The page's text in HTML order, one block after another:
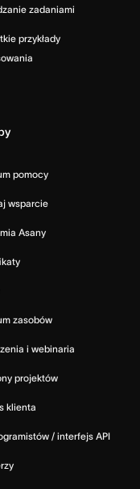
zadaniami
przykłady
pomocy
wsparcie
Asany
zasobów
i webinaria
projektów
klienta
/ interfejs API